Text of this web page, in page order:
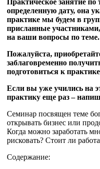
Практическое занятие по
определенную дату, она
практике мы будем в
присланные
на ваши вопросы по теме.
Пожалуйста,
заблаговременно
подготовиться к
Если вы уже учились на
практику еще раз –
Семинар посвящен теме
открывать бизнес или
Когда можно заработать
рисковать? Стоит ли
Содержание: